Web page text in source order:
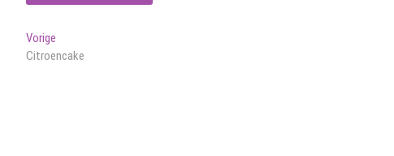
Bericht
navigatie
Vorige
bericht:
Citroencake